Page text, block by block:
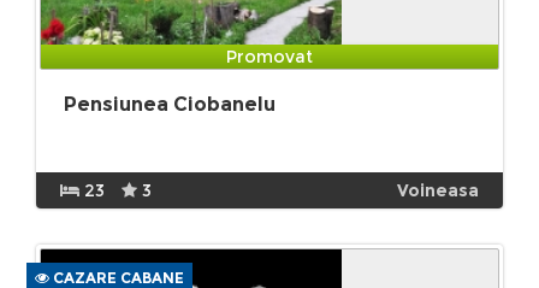
Promovat
Pensiunea Ciobanelu
23 3 Voineasa
CAZARE CABANE